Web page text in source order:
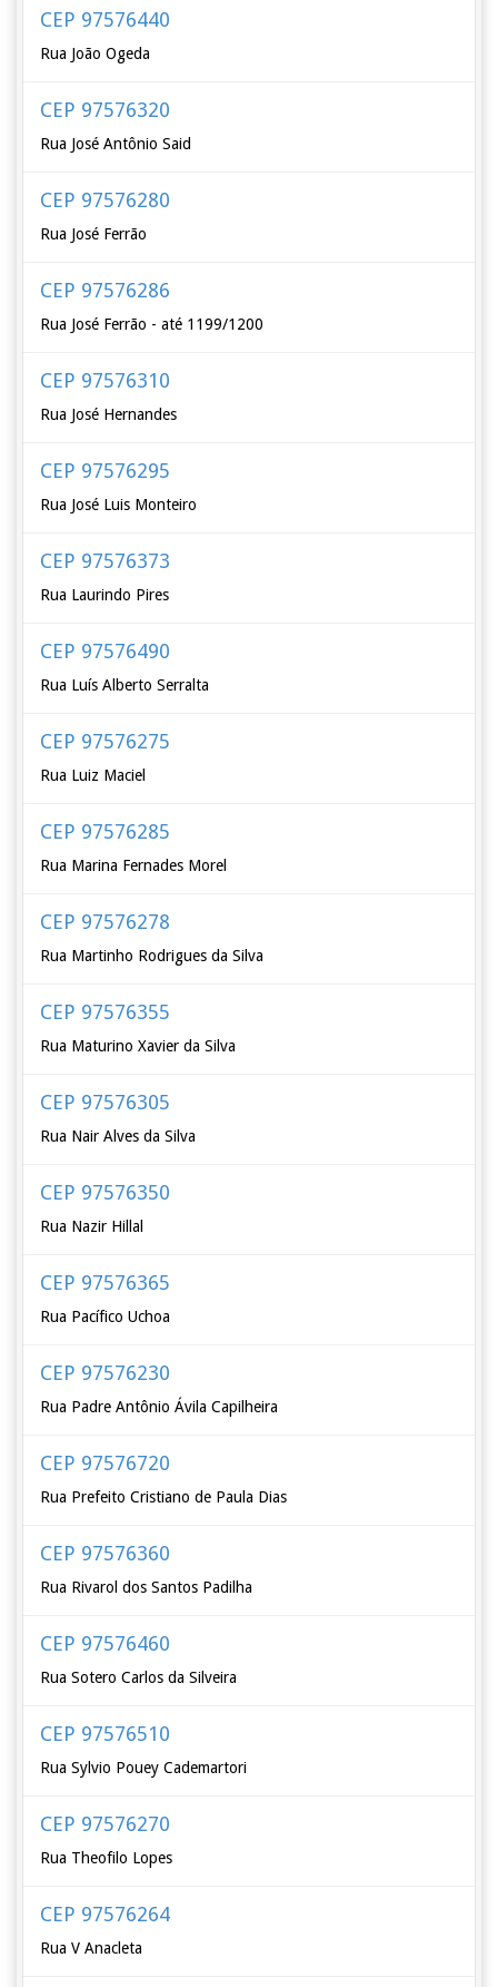
CEP 97576440
Rua João Ogeda
CEP 97576320
Rua José Antônio Said
CEP 97576280
Rua José Ferrão
CEP 97576286
Rua José Ferrão - até 1199/1200
CEP 97576310
Rua José Hernandes
CEP 97576295
Rua José Luis Monteiro
CEP 97576373
Rua Laurindo Pires
CEP 97576490
Rua Luís Alberto Serralta
CEP 97576275
Rua Luiz Maciel
CEP 97576285
Rua Marina Fernades Morel
CEP 97576278
Rua Martinho Rodrigues da Silva
CEP 97576355
Rua Maturino Xavier da Silva
CEP 97576305
Rua Nair Alves da Silva
CEP 97576350
Rua Nazir Hillal
CEP 97576365
Rua Pacífico Uchoa
CEP 97576230
Rua Padre Antônio Ávila Capilheira
CEP 97576720
Rua Prefeito Cristiano de Paula Dias
CEP 97576360
Rua Rivarol dos Santos Padilha
CEP 97576460
Rua Sotero Carlos da Silveira
CEP 97576510
Rua Sylvio Pouey Cademartori
CEP 97576270
Rua Theofilo Lopes
CEP 97576264
Rua V Anacleta